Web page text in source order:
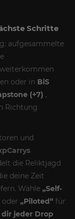
Schritte
aufgesammelte
oder in BiS
(+7) ,
Richtung
und
die Reliktjagd
deine Zeit
Wähle „Self-
oder „Piloted“ für
jeder Drop